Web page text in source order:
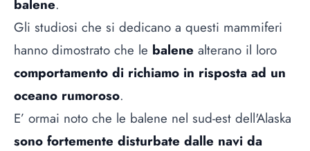
balene.
Gli studiosi che si dedicano a questi mammiferi
hanno dimostrato che le balene alterano il loro
comportamento di richiamo in risposta ad un
oceano rumoroso.
E’ ormai noto che le balene nel sud-est dell'Alaska
sono fortemente disturbate dalle navi da